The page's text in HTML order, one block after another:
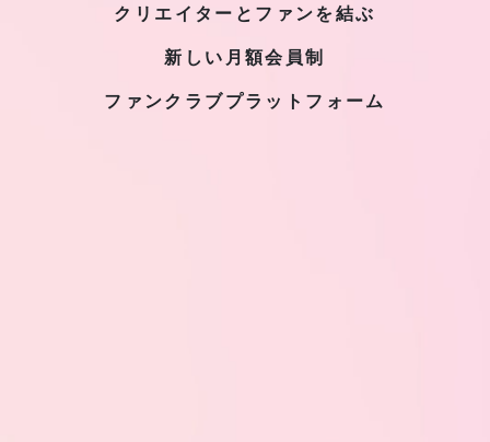
クリエイターとファンを結ぶ
新しい月額会員制
ファンクラブプラットフォーム